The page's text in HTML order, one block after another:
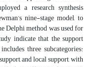
a research synthesis
nine-stage model, to
Delphi method was used for
indicate that the support
three subcategories:
and local support, with